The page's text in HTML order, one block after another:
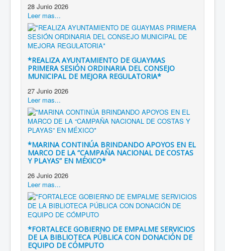
28 Junio 2026
Leer mas...
*REALIZA AYUNTAMIENTO DE GUAYMAS
PRIMERA SESIÓN ORDINARIA DEL CONSEJO
MUNICIPAL DE MEJORA REGULATORIA*
27 Junio 2026
Leer mas...
*MARINA CONTINÚA BRINDANDO APOYOS EN EL
MARCO DE LA “CAMPAÑA NACIONAL DE COSTAS
Y PLAYAS” EN MÉXICO*
26 Junio 2026
Leer mas...
*FORTALECE GOBIERNO DE EMPALME SERVICIOS
DE LA BIBLIOTECA PÚBLICA CON DONACIÓN DE
EQUIPO DE CÓMPUTO